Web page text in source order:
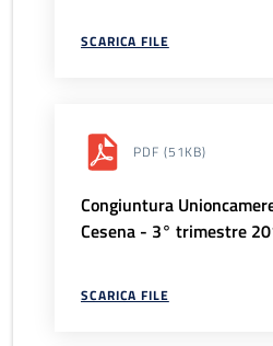
SCARICA FILE
PDF (51KB)
Congiuntura
Cesena - 3° trimestre
SCARICA FILE